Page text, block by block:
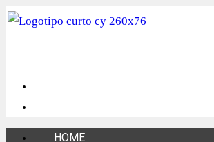
HOME